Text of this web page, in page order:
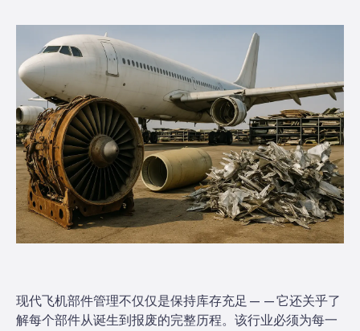
现代飞机部件管理不仅仅是保持库存充足——它还关乎了
解每个部件从诞生到报废的完整历程。该行业必须为每一